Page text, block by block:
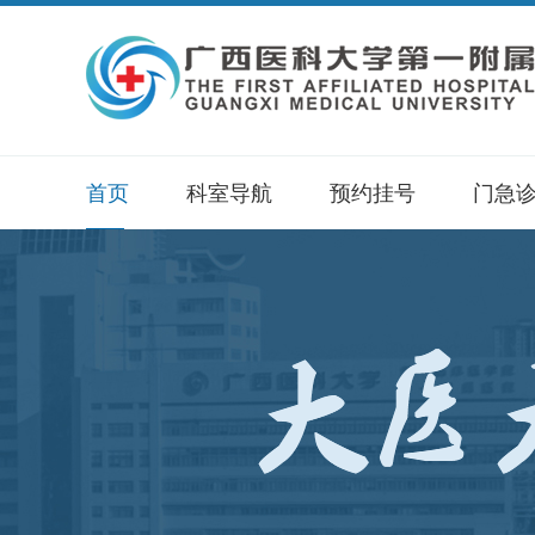
首页 科室导航 预约挂号 门急